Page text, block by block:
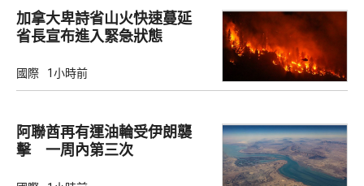
加拿大卑詩省山火快速蔓延
省長宣布進入緊急狀態
國際 1小時前
阿聯酋再有運油輪受伊朗襲
擊 一周內第三次